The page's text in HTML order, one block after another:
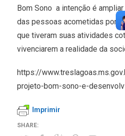
Bom Sono  a intenção é
das pessoas acometidas por
que tiveram suas atividades
vivenciarem a realidade da
https://
projeto-bom-sono-e-
Imprimir